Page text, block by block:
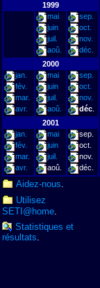
1999
mai
juin
juil.
aoû.
sep.
oct.
nov.
déc.
2000
jan.
fév.
mar.
avr.
mai
juin
juil.
aoû.
sep.
oct.
nov.
déc
2001
jan.
fév.
mar.
avr.
mai
juin
juil.
aoû.
sep.
oct.
nov.
déc.
Aidez-nous.
Utilisez
SETI@home.
Statistiques et
résultats.